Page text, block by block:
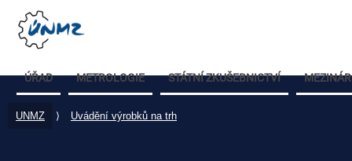
ÚŘAD METROLOGIE STÁTNÍ ZKUŠEBNICTVÍ
UNMZ ⟩ Uvádění výrobků na trh